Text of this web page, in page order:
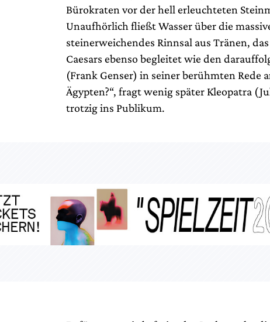
Bürokraten vor der hell erleuchteten
Unaufhörlich fließt Wasser über die
steinerweichendes Rinnsal aus Tränen,
Caesars ebenso begleitet wie den
(Frank Genser) in seiner berühmten Rede
Ägypten?“, fragt wenig später Kleopatra
trotzig ins Publikum.